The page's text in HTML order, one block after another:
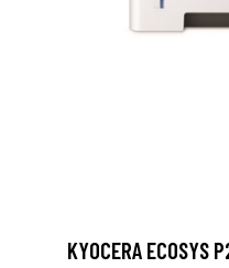
KYOCERA ECOSYS